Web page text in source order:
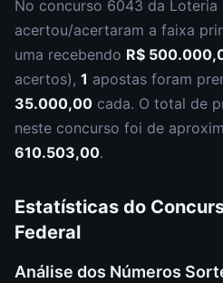
No concurso 6043 da Loteria
acertou/acertaram a faixa
uma recebendo R$
acertos), 1 apostas foram
35.000,00 cada. O total de
neste concurso foi de
610.503,00.
Estatísticas do
Federal
Análise dos Números